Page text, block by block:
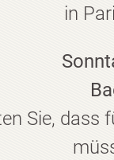
in
Sie, dass